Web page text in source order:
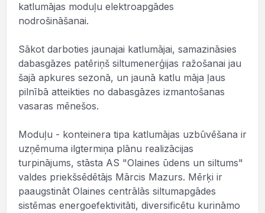
katlumājas moduļu elektroapgādes
nodrošināšanai.
Sākot darboties jaunajai katlumājai, samazināsies
dabasgāzes patēriņš siltumenerģijas ražošanai jau
šajā apkures sezonā, un jaunā katlu māja ļaus
pilnībā atteikties no dabasgāzes izmantošanas
vasaras mēnešos.
Moduļu - konteinera tipa katlumājas uzbūvēšana ir
uzņēmuma ilgtermiņa plānu realizācijas
turpinājums, stāsta AS "Olaines ūdens un siltums"
valdes priekšsēdētājs Mārcis Mazurs. Mērķi ir
paaugstināt Olaines centrālās siltumapgādes
sistēmas energoefektivitāti, diversificētu kurināmo